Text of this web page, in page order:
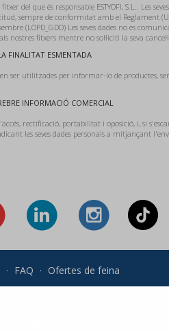
del que és responsable ESTYOFI, S.L.. Les seves
sempre de conformitat amb el Reglament
(LOPD_GDD) Les seves dades no es
nostres fitxers mentre no sol·liciti la seva
FINALITAT ESMENTADA
ser utilitzades per informar-lo de productes,
INFORMACIÓ COMERCIAL
rectificació, portabilitat i oposició, i, si
les seves dades personals a mitjançant
· FAQ · Ofertes de feina
· Condicions de compra · Política